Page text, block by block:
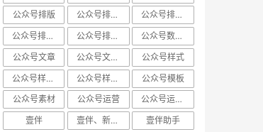
公众号排版
公众号排版，公众号模板
公众号排版，公众号素材
公众号排版，微信编辑器
公众号排版，排版样式
公众号数据分析
公众号文章
公众号文章、公众号运营
公众号样式
公众号样式，微信公众号排版
公众号样式，微信编辑器
公众号模板
公众号素材
公众号运营
公众号运营，公众号编辑器
壹伴
壹伴、新媒体运营
壹伴助手